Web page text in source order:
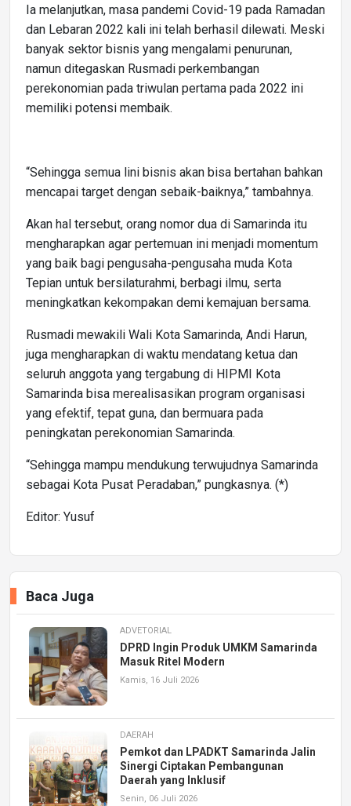
Ia melanjutkan, masa pandemi Covid-19 pada Ramadan
dan Lebaran 2022 kali ini telah berhasil dilewati. Meski
banyak sektor bisnis yang mengalami penurunan,
namun ditegaskan Rusmadi perkembangan
perekonomian pada triwulan pertama pada 2022 ini
memiliki potensi membaik.
“Sehingga semua lini bisnis akan bisa bertahan bahkan
mencapai target dengan sebaik-baiknya,” tambahnya.
Akan hal tersebut, orang nomor dua di Samarinda itu
mengharapkan agar pertemuan ini menjadi momentum
yang baik bagi pengusaha-pengusaha muda Kota
Tepian untuk bersilaturahmi, berbagi ilmu, serta
meningkatkan kekompakan demi kemajuan bersama.
Rusmadi mewakili Wali Kota Samarinda, Andi Harun,
juga mengharapkan di waktu mendatang ketua dan
seluruh anggota yang tergabung di HIPMI Kota
Samarinda bisa merealisasikan program organisasi
yang efektif, tepat guna, dan bermuara pada
peningkatan perekonomian Samarinda.
“Sehingga mampu mendukung terwujudnya Samarinda
sebagai Kota Pusat Peradaban,” pungkasnya. (*)
Editor: Yusuf
Baca Juga
ADVETORIAL
DPRD Ingin Produk UMKM Samarinda
Masuk Ritel Modern
Kamis, 16 Juli 2026
DAERAH
Pemkot dan LPADKT Samarinda Jalin
Sinergi Ciptakan Pembangunan
Daerah yang Inklusif
Senin, 06 Juli 2026